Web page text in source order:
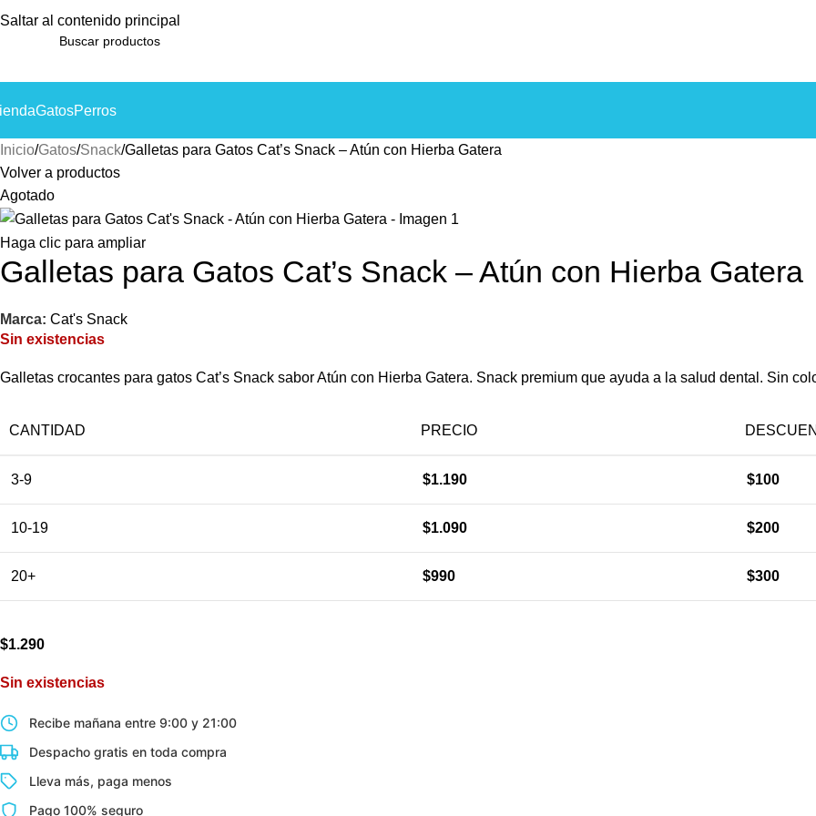
Saltar al contenido principal
GatosPerros
Inicio Gatos Snack Galletas para Gatos Cat’s Snack – Atún con Hierba Gatera
Volver a productos
Agotado
Haga clic para ampliar
Galletas para Gatos Cat’s Snack – Atún con Hierba Gatera
Marca: Cat's Snack
Sin existencias
Galletas crocantes para gatos Cat’s Snack sabor Atún con Hierba Gatera. Snack premium que ayuda a la salud dental. Sin
CANTIDAD PRECIO
3-9 $1.190 $100
10-19 $1.090 $200
20+ $990 $300
$1.290
Sin existencias
Recibe mañana entre 9:00 y 21:00
Despacho gratis en toda compra
Lleva más, paga menos
Pago 100% seguro